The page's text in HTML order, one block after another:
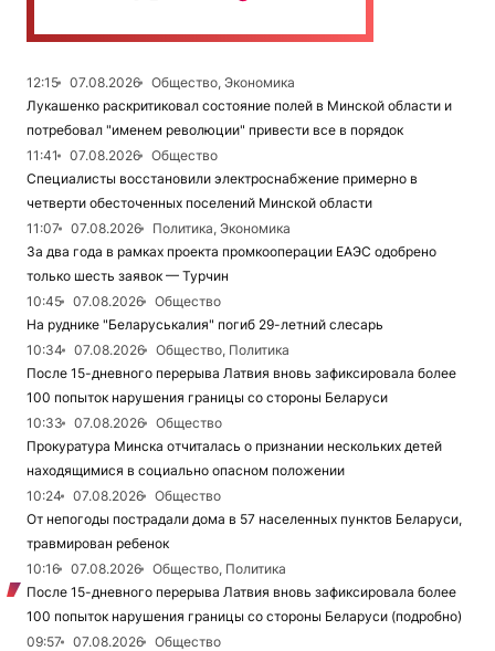
12:15 07.08.2026
Общество, Экономика
Лукашенко раскритиковал состояние полей в Минской области и
потребовал "именем революции" привести все в порядок
11:41
07.08.2026
Общество
Специалисты восстановили электроснабжение примерно в
четверти обесточенных поселений Минской области
11:07
07.08.2026
Политика, Экономика
За два года в рамках проекта промкооперации ЕАЭС одобрено
только шесть заявок — Турчин
10:45
07.08.2026
Общество
На руднике "Беларуськалия" погиб 29-летний слесарь
10:34
07.08.2026
Общество, Политика
После 15-дневного перерыва Латвия вновь зафиксировала более
100 попыток нарушения границы со стороны Беларуси
10:33
07.08.2026
Общество
Прокуратура Минска отчиталась о признании нескольких детей
находящимися в социально опасном положении
10:24
07.08.2026
Общество
От непогоды пострадали дома в 57 населенных пунктов Беларуси,
травмирован ребенок
10:16
07.08.2026
Общество, Политика
После 15-дневного перерыва Латвия вновь зафиксировала более
100 попыток нарушения границы со стороны Беларуси (подробно)
09:57
07.08.2026
Общество